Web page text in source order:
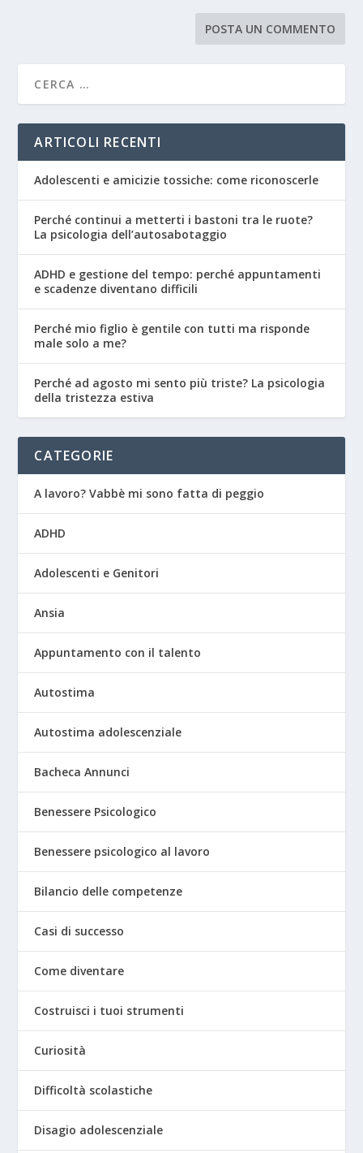
ARTICOLI RECENTI
Adolescenti e amicizie tossiche: come riconoscerle
Perché continui a metterti i bastoni tra le ruote?
La psicologia dell’autosabotaggio
ADHD e gestione del tempo: perché appuntamenti
e scadenze diventano difficili
Perché mio figlio è gentile con tutti ma risponde
male solo a me?
Perché ad agosto mi sento più triste? La psicologia
della tristezza estiva
CATEGORIE
A lavoro? Vabbè mi sono fatta di peggio
ADHD
Adolescenti e Genitori
Ansia
Appuntamento con il talento
Autostima
Autostima adolescenziale
Bacheca Annunci
Benessere Psicologico
Benessere psicologico al lavoro
Bilancio delle competenze
Casi di successo
Come diventare
Costruisci i tuoi strumenti
Curiosità
Difficoltà scolastiche
Disagio adolescenziale